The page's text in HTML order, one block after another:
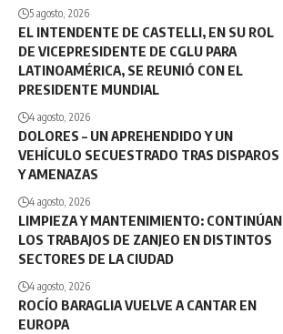
5 agosto, 2026
EL INTENDENTE DE CASTELLI, EN SU ROL
DE VICEPRESIDENTE DE CGLU PARA
LATINOAMÉRICA, SE REUNIÓ CON EL
PRESIDENTE MUNDIAL
4 agosto, 2026
DOLORES – UN APREHENDIDO Y UN
VEHÍCULO SECUESTRADO TRAS DISPAROS
Y AMENAZAS
4 agosto, 2026
LIMPIEZA Y MANTENIMIENTO: CONTINÚAN
LOS TRABAJOS DE ZANJEO EN DISTINTOS
SECTORES DE LA CIUDAD
4 agosto, 2026
ROCÍO BARAGLIA VUELVE A CANTAR EN
EUROPA